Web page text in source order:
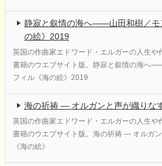
静寂と叙情の海へ――山田和樹／モ
の絵》2019
英国の作曲家エドワード・エルガーの人生や
書籍のウエブサイト版。静寂と叙情の海へ
フィル《海の絵》2019
海の祈祷 ― オルガンと声が織りな
英国の作曲家エドワード・エルガーの人生や
書籍のウエブサイト版。海の祈祷 ― オルガ
《海の絵》